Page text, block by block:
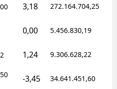
3,18 272.164.704,25
0,00 5.456.830,19
1,24 9.306.628,22
-3,45 34.641.451,60